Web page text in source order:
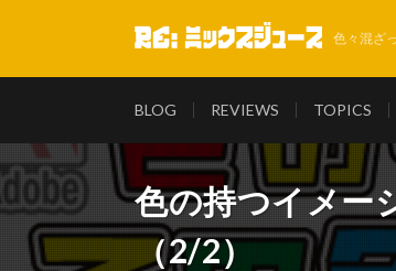
色々混ざ
BLOG REVIEWS TOPICS
色の持つイメー
（2/2）